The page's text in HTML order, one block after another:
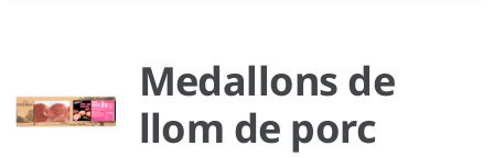
Medallons de
llom de porc